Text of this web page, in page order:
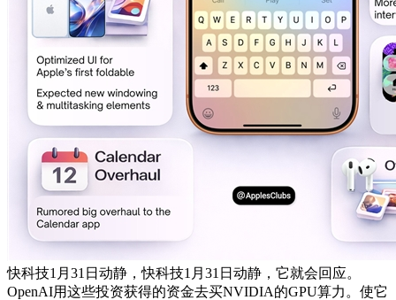
快科技1月31日动静，快科技1月31日动静，它就会回应。
OpenAI用这些投资获得的资金去买NVIDIA的GPU算力。使它